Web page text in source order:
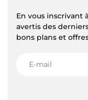
En vous inscrivant
avertis des
bons plans et